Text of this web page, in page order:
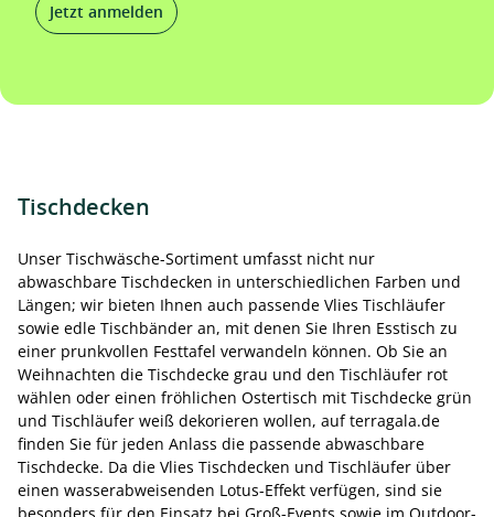
Jetzt anmelden
Tischdecken
Unser Tischwäsche-Sortiment umfasst nicht nur
abwaschbare Tischdecken in unterschiedlichen Farben und
Längen; wir bieten Ihnen auch passende Vlies Tischläufer
sowie edle Tischbänder an, mit denen Sie Ihren Esstisch zu
einer prunkvollen Festtafel verwandeln können. Ob Sie an
Weihnachten die Tischdecke grau und den Tischläufer rot
wählen oder einen fröhlichen Ostertisch mit Tischdecke grün
und Tischläufer weiß dekorieren wollen, auf terragala.de
finden Sie für jeden Anlass die passende abwaschbare
Tischdecke. Da die Vlies Tischdecken und Tischläufer über
einen wasserabweisenden Lotus-Effekt verfügen, sind sie